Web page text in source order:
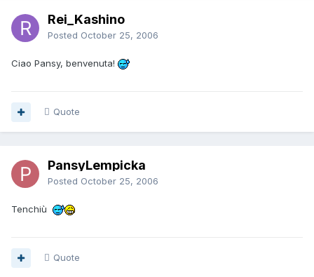
Rei_Kashino
Posted October 25, 2006
Ciao Pansy, benvenuta!
Quote
PansyLempicka
Posted October 25, 2006
Tenchiù
Quote